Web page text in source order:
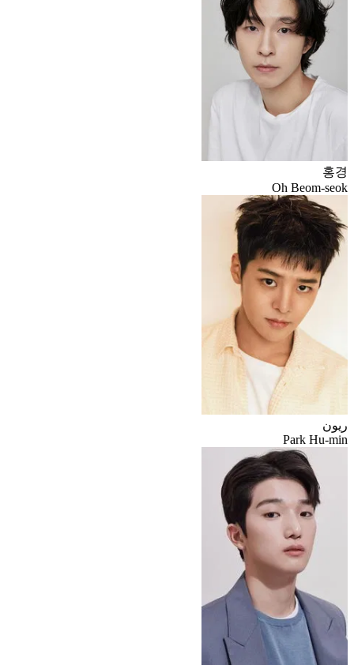
홍경
Oh Beom-seok
ريون
Park Hu-min